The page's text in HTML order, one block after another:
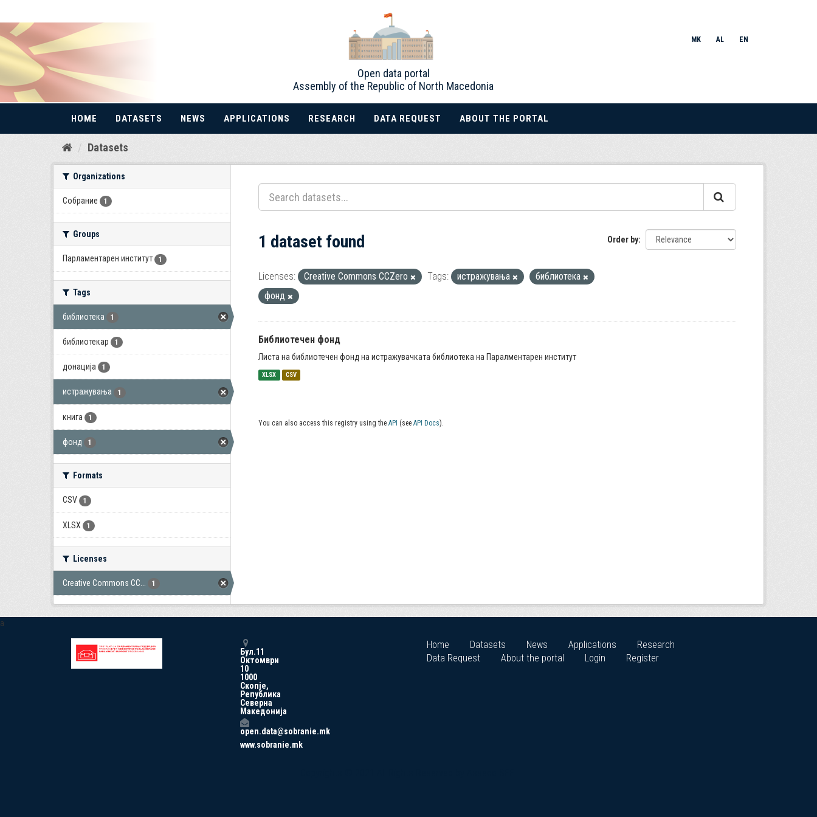
Skip
Open data portal
Assembly of the Republic of North Macedonia
MK AL EN
HOME DATASETS NEWS APPLICATIONS RESEARCH DATA REQUEST ABOUT THE PORTAL
Datasets
Organizations
Собрание 1
Groups
Парламентарен институт 1
Tags
библиотека 1
библиотекар 1
донација 1
истражувања 1
книга 1
фонд 1
Formats
CSV 1
XLSX 1
Licenses
Creative Commons CC... 1
Order by
1 dataset found
Licenses: Creative Commons CCZero Tags: истражувања
библиотека
фонд
Библиотечен фонд
Листа на библиотечен фонд на истражувачката библиотека на Паралментарен институт
XLSX CSV
You can also access this registry using the API (see API Docs).
a
Бул.11
Октомври
10
1000
Скопје,
Република
Северна
Македонија
open.data@sobranie.mk
www.sobranie.mk
Home Datasets News Applications
Research
Data Request
About the portal Login Register